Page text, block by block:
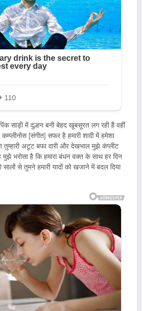
साड़ी में दुल्हन बनी बेहद खूबसूरत लग रही हैं वहीं
[संगीत] सफर है हमारी शादी में हमेशा
तुम्हारी अटूट बफा दारी और देखभाल मुझे कंप्लीट
भरोसा है कि हमारा बंधन वक्त के साथ हर दिन
सालों से तुमने हमारी यादों को खजाने में बदल दिया